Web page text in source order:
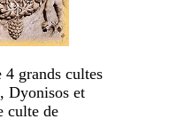
grands cultes
Dyonisos et
culte de